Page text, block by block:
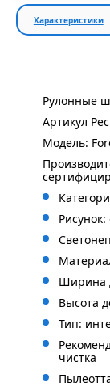
Характеристики
Рулонные
Артикул
Модель:
Ширина
Высота
Тип:
чистка